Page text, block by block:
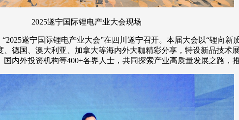
2025遂宁国际锂电产业大会现场
“2025遂宁国际锂电产业大会”在四川遂宁召开。本届大会以“锂向新
德国、澳大利亚、加拿大等海内外大咖精彩分享，特设新品技术
内外投资机构等400+各界人士，共同探索产业高质量发展之路，